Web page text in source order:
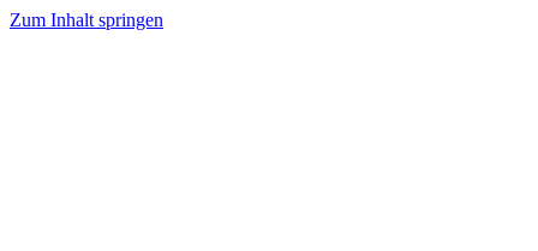
Zum Inhalt springen